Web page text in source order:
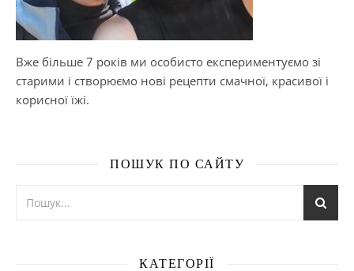
Вже більше 7 років ми особисто експериментуємо зі
старими і створюємо нові рецепти смачної, красивої і
корисної їжі.
ПОШУК ПО САЙТУ
КАТЕГОРІЇ